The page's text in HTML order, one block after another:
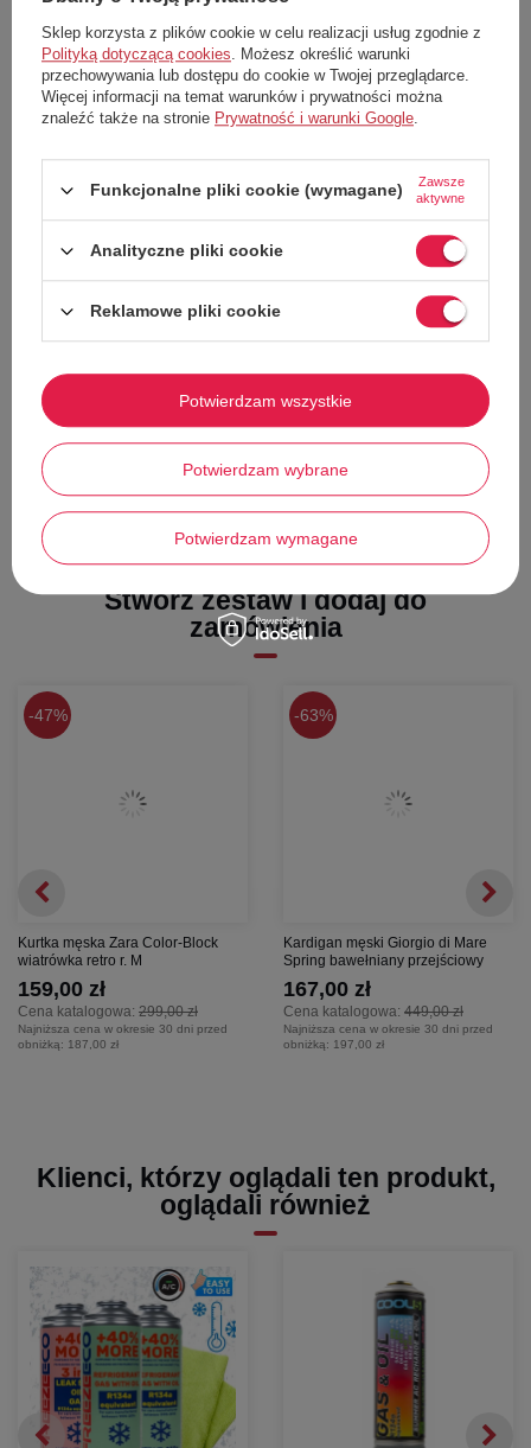
Ponadczasowy płaszcz męski markiZara
który łączy w sobie funkcjonalność odzieży wierzchniej z
wyrafinowanym, miejskim stylem. Idealny na wiosnę, jesień oraz
chłodniejsze letnie dni.
Dlaczego warto wybrać ten model?
Wysoka Jakość Wykonania: Wykonany z gęsto tkanej,
wytrzymałej tkaniny, która świetnie chroni przed wiatrem i lekką
Kryta listwa guzikowa dla zachowania
minimalistycznego wyglądu. Dwie głębokie, skośne kieszenie
boczne. Regulowane paski przy mankietach, pozwalające na
dopasowanie szerokości rękawa. Wewnątrz kamizelka, która
zapewnia dodatkowe ciepło i którą można odpiąć.
sprawiają, że płaszcz świetnie prezentuje się zarówno na garniturze,
jak i w luźniejszym zestawieniu z jeansami.
Propozycje stylizacji:
Business Casual:
Zestaw go z błękitną koszulą, granatowymi
chinosami i brązowymi trzewikami.
Urban Look:
minimalistycznymi białymi sneakersami.
Classic Heritage:Dodaj wełniany szal w kratę, aby podkreślić
klasyczny, europejski sznyt tego płaszcza.
Szerokość pod pachami -
Długość rękawów od pachy -
48,5 cm
Stwórz zestaw i dodaj do
zamówienia
47%
Kurtka męska Zara Color-Block
wiatrówka retro r. M
Cena katalogowa: 299,00 zł
159,00 zł
Najniższa cena w okresie 30 dni przed
obniżką: 187,00 zł
63%
Kardigan męski Giorgio di Mare
Spring bawełniany przejściowy
Cena katalogowa: 449,00 zł
167,00 zł
Najniższa cena w okresie 30 dni przed
obniżką: 197,00 zł
Klienci, którzy oglądali ten produkt,
oglądali również
Sklep korzysta z plików cookie w celu realizacji usług zgodnie z
Polityką dotyczącą cookies. Możesz określić warunki
przechowywania lub dostępu do cookie w Twojej przeglądarce.
Więcej informacji na temat warunków i prywatności można
znaleźć także na stronie Prywatność i warunki Google.
Funkcjonalne pliki cookie (wymagane)
Zawsze
aktywne
Analityczne pliki cookie
Reklamowe pliki cookie
Potwierdzam wybrane
Potwierdzam wymagane
Potwierdzam wszystkie